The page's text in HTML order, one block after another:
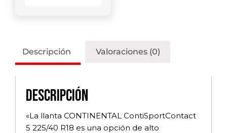
Descripción Valoraciones (0)
Descripción
«La llanta CONTINENTAL ContiSportContact
5 225/40 R18 es una opción de alto